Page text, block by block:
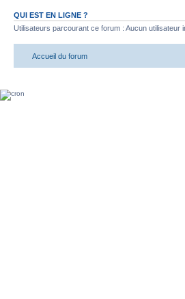
QUI EST EN LIGNE ?
Utilisateurs parcourant ce forum : Aucun utilisateur
Accueil du forum